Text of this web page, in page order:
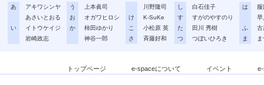
あ
アキワシンヤ
あさいとおる
い
イトウケイジ
岩崎政志
う
上本眞司
お
オガワヒロシ
か
柿田ゆかり
神谷一郎
川野隆司
け
K-SuKe
こ
小松原 英
さ
斉藤好和
し
白石佳子
す
すがのやすのり
た
田川 秀樹
つ
つぼいひろき
は
早
ふ
古
ま
トップページ e-spaceについて イベント